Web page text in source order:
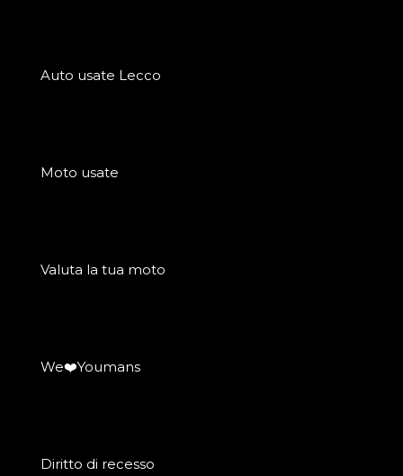
Auto usate Lecco
Moto usate
Valuta la tua moto
We❤️Youmans
Diritto di recesso